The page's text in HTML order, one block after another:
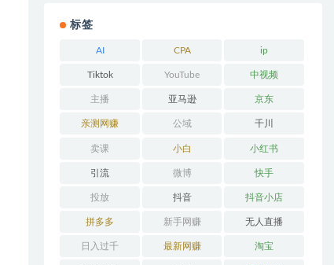
标签
AI CPA ip
Tiktok YouTube 中视频
主播 亚马逊 京东
亲测网赚 公域 千川
卖课 小白 小红书
引流 微博 快手
投放 抖音 抖音小店
拼多多 新手网赚 无人直播
日入过千 最新网赚 淘宝